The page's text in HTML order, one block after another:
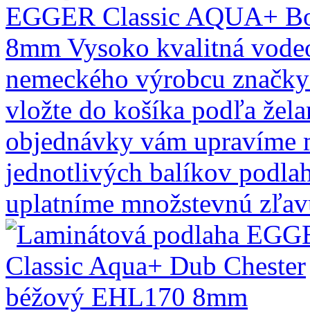
EGGER Classic AQUA+
8mm Vysoko kvalitná
nemeckého výrobcu
vložte do košíka podľa
objednávky vám
jednotlivých balíkov
uplatníme množstevnú